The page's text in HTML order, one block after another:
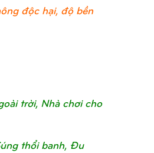
độc hại, độ bền
trời, Nhà chơi cho
thổi banh, Đu